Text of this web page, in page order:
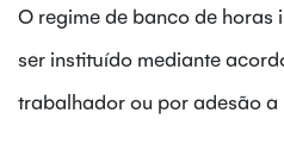
O regime de banco de
ser instituído mediante
trabalhador ou por adesão a